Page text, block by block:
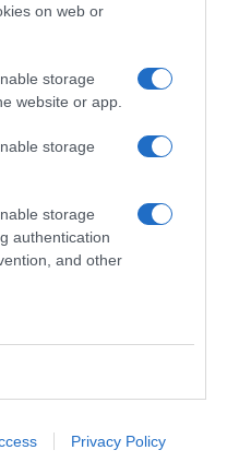
on web or
storage
website or app.
storage
storage
authentication
and other
Privacy Policy